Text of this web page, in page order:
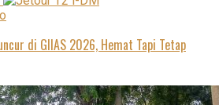
di GIIAS 2026, Hemat Tapi Tetap